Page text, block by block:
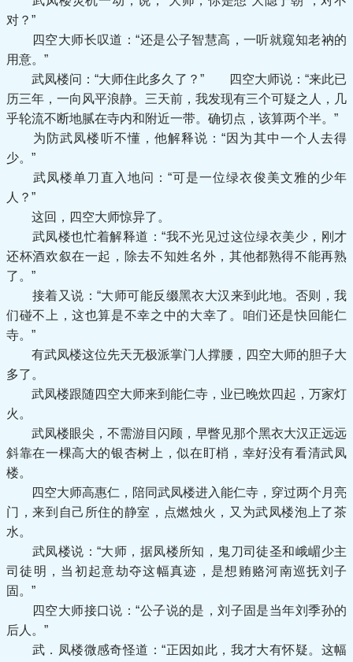
对？”
四空大师长叹道：“还是公子智慧高，一听就窥知老衲的
用意。”
武凤楼问：“大师住此多久了？” 四空大师说：“来此已
历三年，一向风平浪静。三天前，我发现有三个可疑之人，几
乎轮流不断地腻在寺内和附近一带。确切点，该算两个半。”
为防武凤楼听不懂，他解释说：“因为其中一个人去得
少。”
武凤楼单刀直入地问：“可是一位绿衣俊美文雅的少年
人？”
这回，四空大师惊异了。
武凤楼也忙着解释道：“我不光见过这位绿衣美少，刚才
还杯酒欢叙在一起，除去不知姓名外，其他都熟得不能再熟
了。”
接着又说：“大师可能反缀黑衣大汉来到此地。否则，我
们碰不上，这也算是不幸之中的大幸了。咱们还是快回能仁
寺。”
有武凤楼这位先天无极派掌门人撑腰，四空大师的胆子大
多了。
武凤楼跟随四空大师来到能仁寺，业已晚炊四起，万家灯
火。
武凤楼眼尖，不需游目闪顾，早瞥见那个黑衣大汉正远远
斜靠在一棵高大的银杏树上，似在盯梢，幸好没有看清武凤
楼。
四空大师高惠仁，陪同武凤楼进入能仁寺，穿过两个月亮
门，来到自己所住的静室，点燃烛火，又为武凤楼泡上了茶
水。
武凤楼说：“大师，据凤楼所知，鬼刀司徒圣和峨嵋少主
司徒明，当初起意劫夺这幅真迹，是想贿赂河南巡抚刘子
固。”
四空大师接口说：“公子说的是，刘子固是当年刘季孙的
后人。”
武．凤楼微感奇怪道：“正因如此，我才大有怀疑。这幅